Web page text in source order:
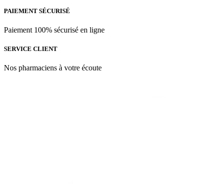
PAIEMENT SÉCURISÉ
Paiement 100% sécurisé en ligne
SERVICE CLIENT
Nos pharmaciens à votre écoute